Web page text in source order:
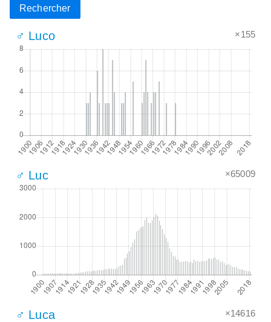
Rechercher
♂ Luco ×155
♂ Luc ×65009
♂ Luca ×14616